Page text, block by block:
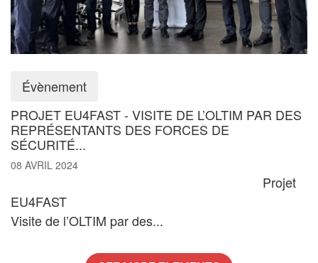
Évènement
PROJET EU4FAST - VISITE DE L’OLTIM PAR DES
REPRÉSENTANTS DES FORCES DE
SÉCURITÉ...
08 AVRIL 2024
Projet
EU4FAST
Visite de l’OLTIM par des...